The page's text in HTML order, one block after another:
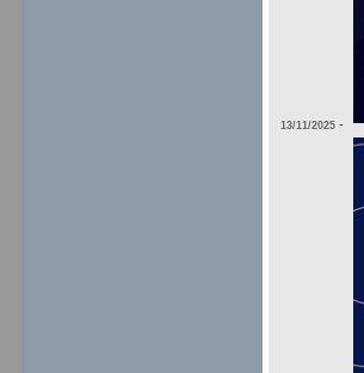
13/11/2025 -